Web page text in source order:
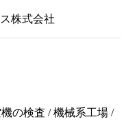
株式会社
の検査 / 機械系工場 /